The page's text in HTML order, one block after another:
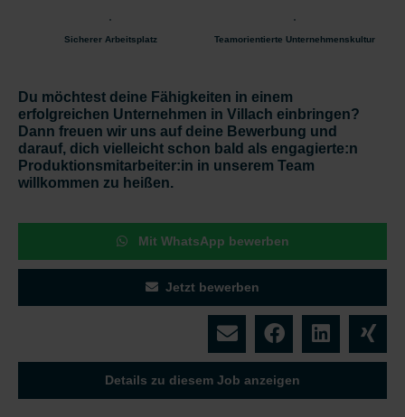
Sicherer Arbeitsplatz Teamorientierte Unternehmenskultur
Du möchtest deine Fähigkeiten in einem
erfolgreichen Unternehmen in Villach einbringen?
Dann freuen wir uns auf deine Bewerbung und
darauf, dich vielleicht schon bald als engagierte:n
Produktionsmitarbeiter:in in unserem Team
willkommen zu heißen.
Mit WhatsApp bewerben
Jetzt bewerben
Details zu diesem Job anzeigen